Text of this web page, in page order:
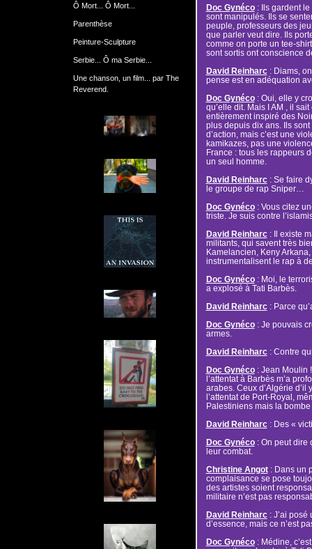
Ô Mort... Ô Mort...
Parenthèse
Peinture-Sculpture
Serbie... Ô ma Serbie...
Une chanson, un film... par The
Reverend.
Doc Gynéco: Ils gardent le
sont manipulés. Ils se
peuple, professeurs des
que parler veut dire. Ils
comme on porte un tee-
sont sortis ont conscience
David Reinharc: Diams,
pense est en adéquation
Doc Gynéco: Oui, elle y
qu’elle dit. Mais I AM , il
entièrement inspiré des
plus depuis dix ans. Ils
d’action, mais c’est une
kamikazes, pas une
France : tous les rappeurs
un seul homme.
David Reinharc: Se faire
le groupe de rap Sniper…
Doc Gynéco: Vous citez
triste. Je suis contre
David Reinharc: Il existe
militants, qui savent très
Kamelancien, Keny
instrumentalisent le rap à
Doc Gynéco: Moi, le
a explosé à Tati Barbès.
David Reinharc: Parce
Doc Gynéco: Je pouvais
armes.
David Reinharc: Contre
Doc Gynéco: Jean Moulin
l’attentat à Barbès m’a
arabes. Ceux d’Algérie
l’attentat de Port-Royal,
Palestiniens mais la
David Reinharc: Des «
Doc Gynéco: On peut dire
leur combat.
Christine Angot: Dans un
complaisance se pose
des artistes soient
militaire n’est pas
David Reinharc: J’ai posé
d’essence, mais ce n’est
Doc Gynéco: Médine,